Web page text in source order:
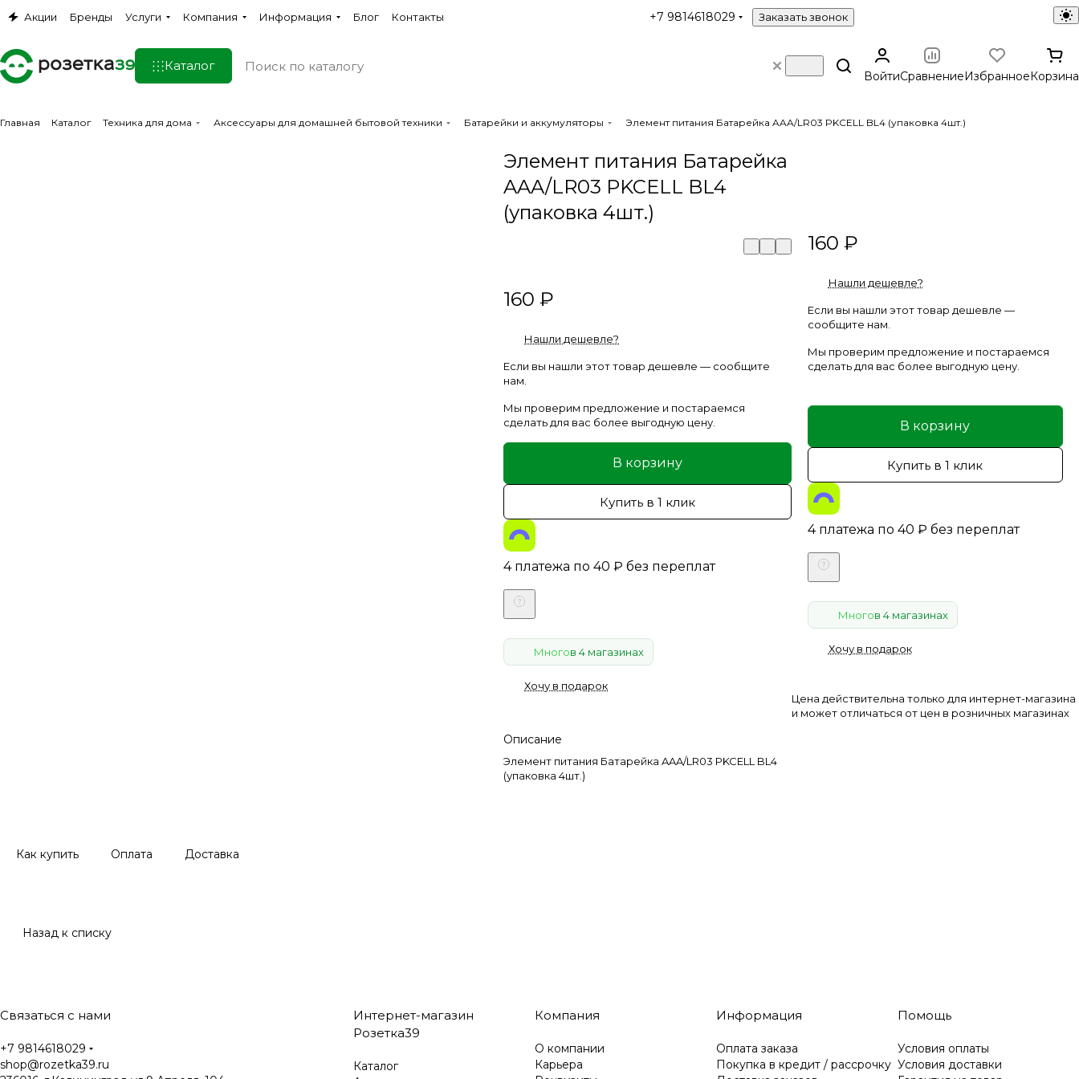
Акции Бренды Услуги Компания Информация Блог Контакты +7 9814618029 Заказать звонок
Каталог
ВойтиСравнениеИзбранноеКорзина
Главная Каталог Техника для дома Аксессуары для домашней бытовой техники Батарейки и аккумуляторы Элемент питания Батарейка AAA/LR03 PKCELL BL4 (упаковка 4шт.)
Элемент питания Батарейка
AAA/LR03 PKCELL BL4
(упаковка 4шт.)
160 ₽
Нашли дешевле?
Если вы нашли этот товар дешевле — сообщите
нам.
Мы проверим предложение и постараемся
сделать для вас более выгодную цену.
В корзину
Купить в 1 клик
4 платежа по40₽без переплат
Многов 4 магазинах
Хочу в подарок
Описание
Элемент питания Батарейка AAA/LR03 PKCELL BL4
(упаковка 4шт.)
160 ₽
Нашли дешевле?
Если вы нашли этот товар дешевле —
сообщите нам.
Мы проверим предложение и постараемся
сделать для вас более выгодную цену.
В корзину
Купить в 1 клик
4 платежа по 40 ₽ без переплат
Многов 4 магазинах
Хочу в подарок
Цена действительна только для интернет-магазина
и может отличаться от цен в розничных магазинах
Как купить Оплата Доставка
Назад к списку
Связаться с нами
+7 9814618029
shop@rozetka39.ru
Интернет-магазин
Розетка39
Каталог
Компания
О компании
Карьера
Информация
Оплата заказа
Покупка в кредит / рассрочку
Помощь
Условия оплаты
Условия доставки